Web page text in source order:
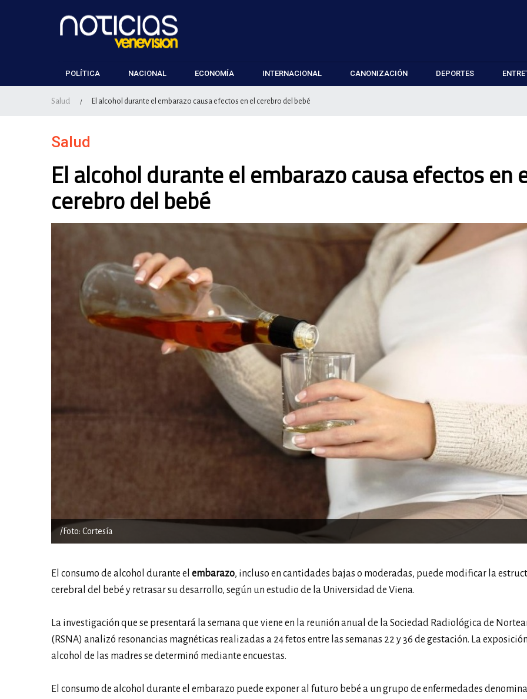
POLÍTICA NACIONAL ECONOMÍA INTERNACIONAL CANONIZACIÓN DEPORTES
Salud / El alcohol durante el embarazo causa efectos en el cerebro del bebé
Salud
El alcohol durante el embarazo causa efectos en
cerebro del bebé
/Foto: Cortesía
El consumo de alcohol durante el embarazo, incluso en cantidades bajas o moderadas, puede modificar la
cerebral del bebé y retrasar su desarrollo, según un estudio de la Universidad de Viena.
La investigación que se presentará la semana que viene en la reunión anual de la Sociedad Radiológica de
(RSNA) analizó resonancias magnéticas realizadas a 24 fetos entre las semanas 22 y 36 de gestación. La
alcohol de las madres se determinó mediante encuestas.
El consumo de alcohol durante el embarazo puede exponer al futuro bebé a un grupo de enfermedades